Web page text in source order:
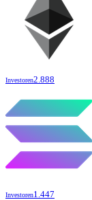
Investoren2.888
Investoren1.447